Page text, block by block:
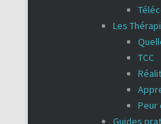
Les
TCC
Peur
Guides